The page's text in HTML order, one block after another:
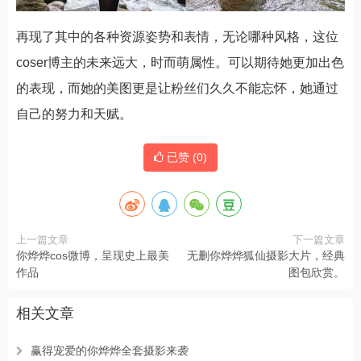
再现了其中的各种资源姿势和表情，无论哪种风格，这位
coser博主的未来远大，时而萌属性。可以期待她更加出色
的表现，而她的美图更是让粉丝们久久不能忘怀，她通过
自己的努力和天赋。
已赞 (0)
上一篇文章
你烨烨cos微博，呈现史上最美
作品
下一篇文章
无删你烨烨狐仙摄影大片，经典
图包欣赏。
相关文章
赢得宠爱的你烨烨全套摄影来袭